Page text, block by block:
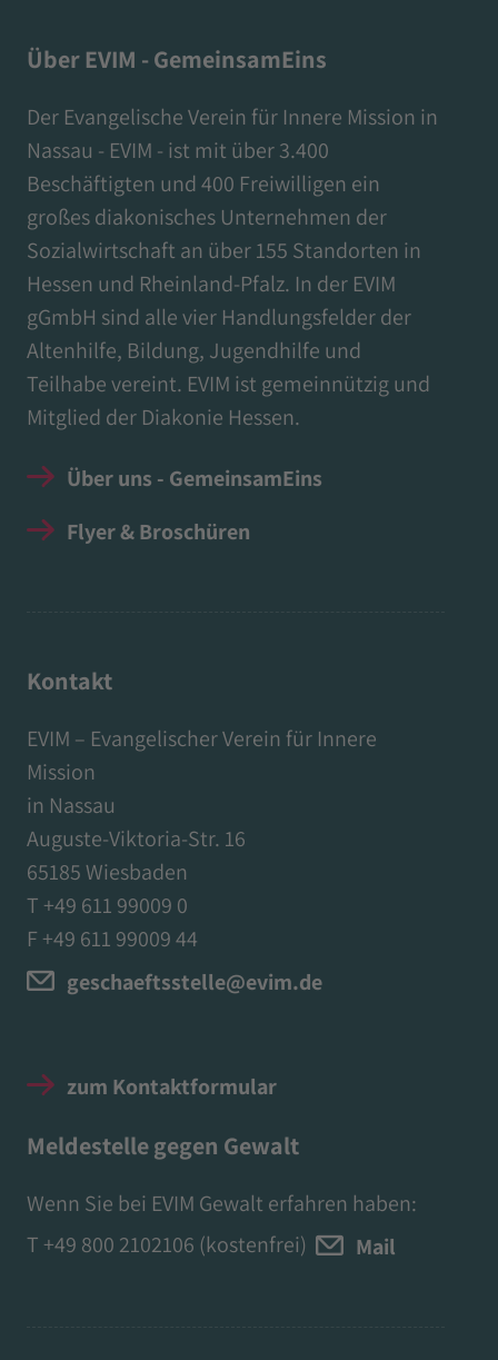
Über EVIM - GemeinsamEins
Der Evangelische Verein für Innere Mission in
Nassau - EVIM - ist mit über 3.400
Beschäftigten und 400 Freiwilligen ein
großes diakonisches Unternehmen der
Sozialwirtschaft an über 155 Standorten in
Hessen und Rheinland-Pfalz. In der EVIM
gGmbH sind alle vier Handlungsfelder der
Altenhilfe, Bildung, Jugendhilfe und
Teilhabe vereint. EVIM ist gemeinnützig und
Mitglied der Diakonie Hessen.
Über uns - GemeinsamEins
Flyer & Broschüren
Kontakt
EVIM – Evangelischer Verein für Innere
Mission
in Nassau
Auguste-Viktoria-Str. 16
65185 Wiesbaden
T +49 611 99009 0
F +49 611 99009 44
geschaeftsstelle@evim.de
zum Kontaktformular
Meldestelle gegen Gewalt
Wenn Sie bei EVIM Gewalt erfahren haben:
T +49 800 2102106 (kostenfrei) Mail